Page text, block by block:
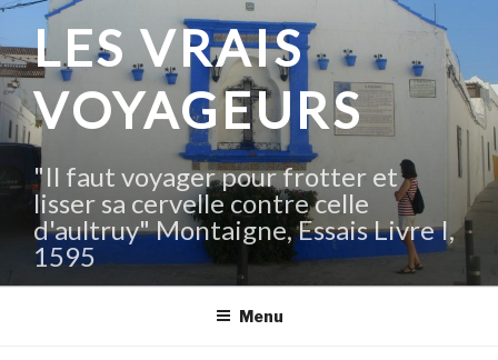
Aller
contenu
principal
LES VRAIS
VOYAGEURS
"Il faut voyager pour frotter et
lisser sa cervelle contre celle
d'aultruy" Montaigne, Essais Livre I,
1595
Menu